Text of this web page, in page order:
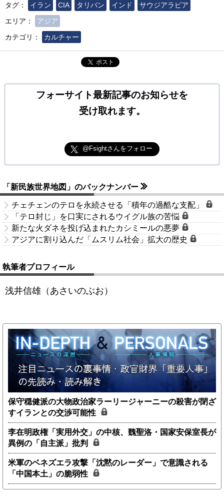
タグ： イラン CIA タリバン インド
サウジアラビア
エリア：
アジア
カテゴリ：
カルチャー
ポスト
フォーサイト最新記事のお知らせを
受け取れます。
@Fsightさんをフォロー
「新民族世界地図」のバックナンバー
チェチェンのテロを永続させる「積年の過酷な支配」
「テロ封じ」を口実にされるウイグル族の苦悩
新たな火ダネを投げ込まれたカシミールの悪夢
アジアに割り込んだ「ムスリム社会」拡大の歴史
執筆者プロフィール
浅井信雄（あさいのぶお）
保守穏健派の大物政治家ラーリージャーニーの殺害が閉ざ
すイランとの交渉可能性
李在明政権「実用外交」の中核、魏聖洛・国家安保室長が
異例の「自主派」批判
米軍のベネズエラ攻撃「沈黙のレーダー」で意識される
「中国本土」の脆弱性